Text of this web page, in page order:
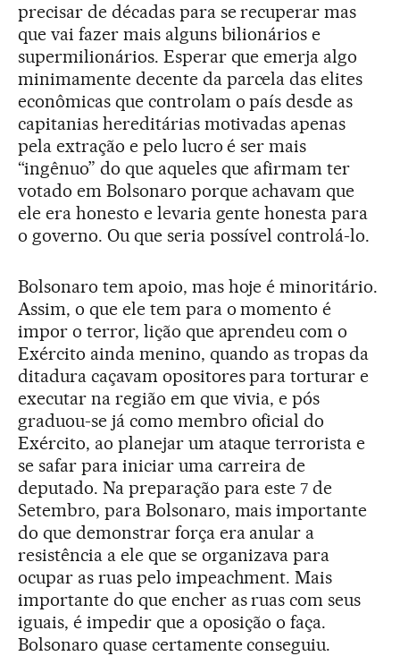
precisar de décadas para se recuperar mas
que vai fazer mais alguns bilionários e
supermilionários. Esperar que emerja algo
minimamente decente da parcela das elites
econômicas que controlam o país desde as
capitanias hereditárias motivadas apenas
pela extração e pelo lucro é ser mais
“ingênuo” do que aqueles que afirmam ter
votado em Bolsonaro porque achavam que
ele era honesto e levaria gente honesta para
o governo. Ou que seria possível controlá-lo.
Bolsonaro tem apoio, mas hoje é minoritário.
Assim, o que ele tem para o momento é
impor o terror, lição que aprendeu com o
Exército ainda menino, quando as tropas da
ditadura caçavam opositores para torturar e
executar na região em que vivia, e pós
graduou-se já como membro oficial do
Exército, ao planejar um ataque terrorista e
se safar para iniciar uma carreira de
deputado. Na preparação para este 7 de
Setembro, para Bolsonaro, mais importante
do que demonstrar força era anular a
resistência a ele que se organizava para
ocupar as ruas pelo impeachment. Mais
importante do que encher as ruas com seus
iguais, é impedir que a oposição o faça.
Bolsonaro quase certamente conseguiu.